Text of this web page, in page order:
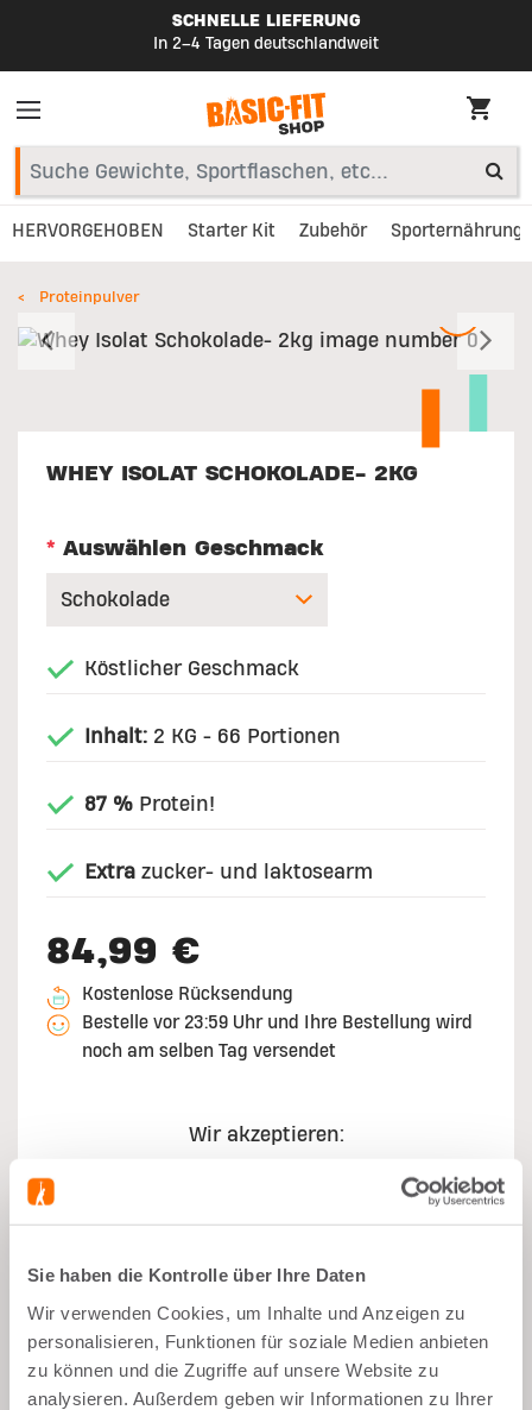
Sie haben die Kontrolle über Ihre Daten
Wir verwenden Cookies, um Inhalte und Anzeigen zu
personalisieren, Funktionen für soziale Medien anbieten
zu können und die Zugriffe auf unsere Website zu
analysieren. Außerdem geben wir Informationen zu Ihrer
SCHNELLE LIEFERUNG
In 2–4 Tagen deutschlandweit
HERVORGEHOBEN Starter Kit Zubehör Sporternährung
Proteinpulver
Vorherige
WHEY ISOLAT SCHOKOLADE- 2KG
* Auswählen Geschmack
Köstlicher Geschmack
Inhalt: 2 KG - 66 Portionen
87 % Protein!
Extra zucker- und laktosearm
84,99 €
Kostenlose Rücksendung
Bestelle vor 23:59 Uhr und Ihre Bestellung wird
noch am selben Tag versendet
Wir akzeptieren:
Was gut daran ist
Muskelwachstum